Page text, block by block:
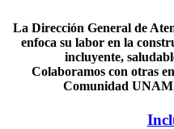
La Dirección General de
enfoca su labor en la
incluyente,
Colaboramos con otras
Comunidad UNAM